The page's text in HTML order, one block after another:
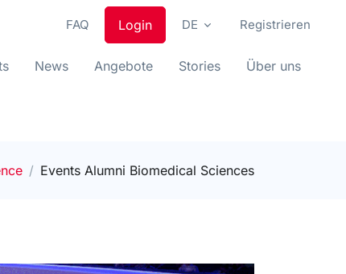
FAQ Login DE Registrieren
News Angebote Stories Über uns
Events Alumni Biomedical Sciences